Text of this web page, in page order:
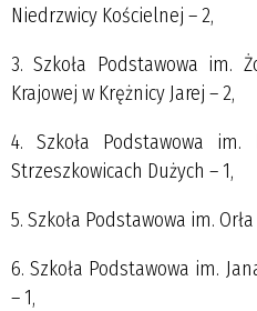
Niedrzwicy Kościelnej – 2,
3. Szkoła Podstawowa im.
Krajowej w Krężnicy Jarej – 2,
4. Szkoła Podstawowa im.
Strzeszkowicach Dużych – 1,
5. Szkoła Podstawowa im.
6. Szkoła Podstawowa im.
– 1,